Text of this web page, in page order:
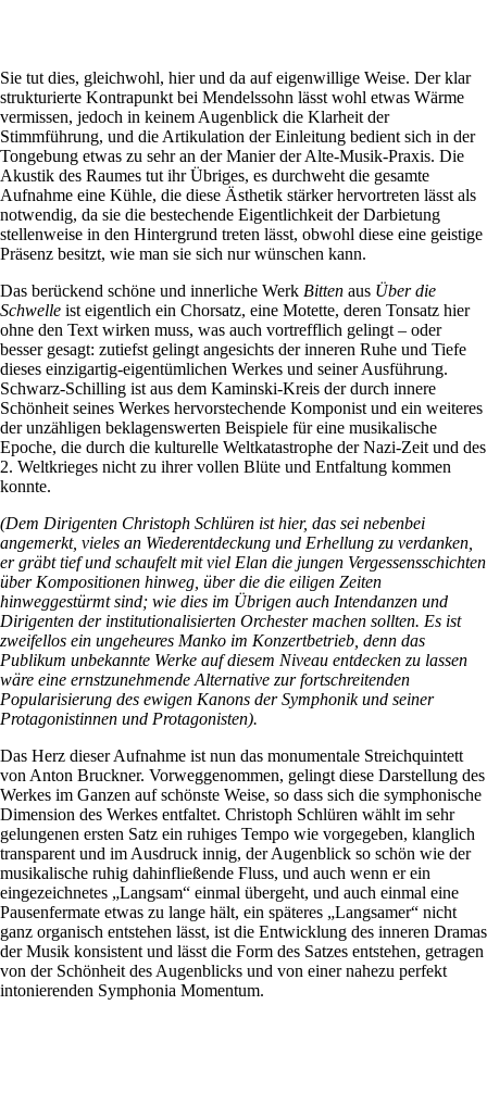
Sie tut dies, gleichwohl, hier und da auf eigenwillige Weise. Der klar
strukturierte Kontrapunkt bei Mendelssohn lässt wohl etwas Wärme
vermissen, jedoch in keinem Augenblick die Klarheit der
Stimmführung, und die Artikulation der Einleitung bedient sich in der
Tongebung etwas zu sehr an der Manier der Alte-Musik-Praxis. Die
Akustik des Raumes tut ihr Übriges, es durchweht die gesamte
Aufnahme eine Kühle, die diese Ästhetik stärker hervortreten lässt als
notwendig, da sie die bestechende Eigentlichkeit der Darbietung
stellenweise in den Hintergrund treten lässt, obwohl diese eine geistige
Präsenz besitzt, wie man sie sich nur wünschen kann.
Das berückend schöne und innerliche Werk Bitten aus Über die
Schwelle ist eigentlich ein Chorsatz, eine Motette, deren Tonsatz hier
ohne den Text wirken muss, was auch vortrefflich gelingt – oder
besser gesagt: zutiefst gelingt angesichts der inneren Ruhe und Tiefe
dieses einzigartig-eigentümlichen Werkes und seiner Ausführung.
Schwarz-Schilling ist aus dem Kaminski-Kreis der durch innere
Schönheit seines Werkes hervorstechende Komponist und ein weiteres
der unzähligen beklagenswerten Beispiele für eine musikalische
Epoche, die durch die kulturelle Weltkatastrophe der Nazi-Zeit und des
2. Weltkrieges nicht zu ihrer vollen Blüte und Entfaltung kommen
konnte.
(Dem Dirigenten Christoph Schlüren ist hier, das sei nebenbei
angemerkt, vieles an Wiederentdeckung und Erhellung zu verdanken,
er gräbt tief und schaufelt mit viel Elan die jungen Vergessensschichten
über Kompositionen hinweg, über die die eiligen Zeiten
hinweggestürmt sind; wie dies im Übrigen auch Intendanzen und
Dirigenten der institutionalisierten Orchester machen sollten. Es ist
zweifellos ein ungeheures Manko im Konzertbetrieb, denn das
Publikum unbekannte Werke auf diesem Niveau entdecken zu lassen
wäre eine ernstzunehmende Alternative zur fortschreitenden
Popularisierung des ewigen Kanons der Symphonik und seiner
Protagonistinnen und Protagonisten).
Das Herz dieser Aufnahme ist nun das monumentale Streichquintett
von Anton Bruckner. Vorweggenommen, gelingt diese Darstellung des
Werkes im Ganzen auf schönste Weise, so dass sich die symphonische
Dimension des Werkes entfaltet. Christoph Schlüren wählt im sehr
gelungenen ersten Satz ein ruhiges Tempo wie vorgegeben, klanglich
transparent und im Ausdruck innig, der Augenblick so schön wie der
musikalische ruhig dahinfließende Fluss, und auch wenn er ein
eingezeichnetes „Langsam“ einmal übergeht, und auch einmal eine
Pausenfermate etwas zu lange hält, ein späteres „Langsamer“ nicht
ganz organisch entstehen lässt, ist die Entwicklung des inneren Dramas
der Musik konsistent und lässt die Form des Satzes entstehen, getragen
von der Schönheit des Augenblicks und von einer nahezu perfekt
intonierenden Symphonia Momentum.